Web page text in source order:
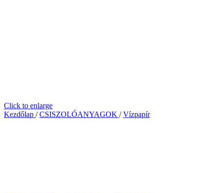
Click to enlarge
Kezdőlap / CSISZOLÓANYAGOK / Vízpapír